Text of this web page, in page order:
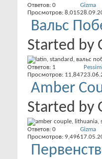
Ответов: 0
Просмотров: 8,015
Gizma
Вальс
Started by
Ответов: 1
Просмотров: 11,847
Amber
Started by
Ответов: 0
Просмотров: 9,496
Gizma